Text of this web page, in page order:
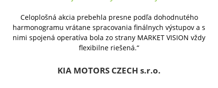
ktorí sú schopní zareagovať na akúkoľvek zmenu
v podstate ihneď.
Ceníme si tiež inovatívny prístup a bezproblémovú
Ďakujeme manažérke auditov za férové jednanie, ochotu